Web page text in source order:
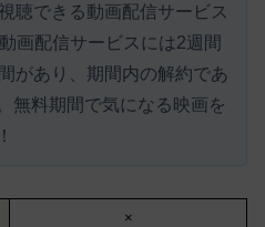
聴できる動画配信サービス
画配信サービスには2週間
があり、期間内の解約であ
無料期間で気になる映画を
×